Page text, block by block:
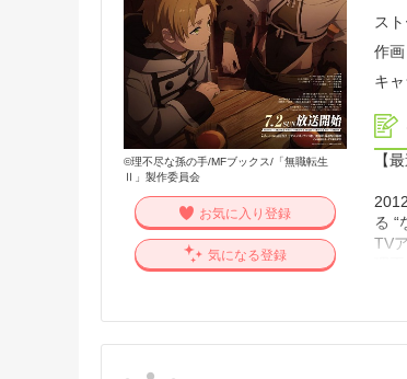
©理不尽な孫の手/MFブックス/「無職転生
Ⅱ」製作委員会
お気に入り登録
気になる登録
ス
作画
キャ
【
る “
TV
ベ
働
だ